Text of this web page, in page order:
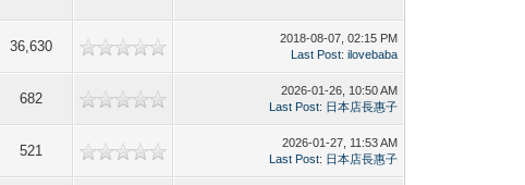
36,630
2018-08-07, 02:15 PM
Last Post:ilovebaba
682
2026-01-26, 10:50 AM
Last Post: 日本店長惠子
521
2026-01-27, 11:53 AM
Last Post: 日本店長惠子